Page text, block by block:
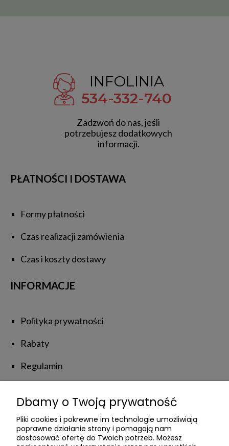
INFOLINIA
534-332-740
Zadzwoń do nas, jeśli
potrzebujesz dodatkowych
informacji.
PŁATNOŚCI I DOSTAWA
Formy płatności
Czas realizacji zamówienia
Czas i koszty dostawy
INFORMACJE
Polityka prywatności
Rabaty
Regulamin
NATUROLOVE
Dbamy o Twoją prywatność
Pliki cookies i pokrewne im technologie umożliwiają
poprawne działanie strony i pomagają nam
dostosować ofertę do Twoich potrzeb. Możesz